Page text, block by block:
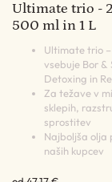
Ultimate trio -
500 ml in 1 L
Ultimate trio
vsebuje Bor &
Detoxing in
Za težave v
sklepih,
sprostitev
Najboljša olja
naših kupcev